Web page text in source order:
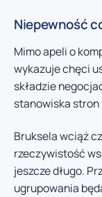
Niepewność
Mimo apeli o
wykazuje chęci
składzie
stanowiska
Bruksela wciąż
rzeczywistość
jeszcze długo.
ugrupowania